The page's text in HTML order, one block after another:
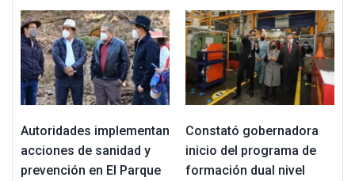
Autoridades implementan
acciones de sanidad y
prevención en El Parque
Constató gobernadora
inicio del programa de
formación dual nivel